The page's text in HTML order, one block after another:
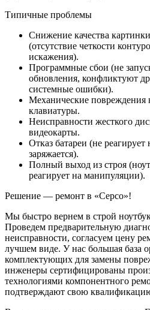
Типичные проблемы
Снижение качества
(отсутствие четкости
искажения).
Программные сбои (не
обновления, конфликтуют
системные ошибки).
Механические повреждения
клавиатуры.
Неисправности жесткого
видеокарты.
Отказ батареи (не
заряжается).
Полный выход из строя
реагирует на манипуляции).
Решение — ремонт в «Серсо»!
Мы быстро вернем в строй
Проведем предварительную
неисправности, согласуем цену
лучшем виде. У нас большая база
комплектующих для замены
инженеры сертифицированы
технологиями компонентного
подтверждают свою